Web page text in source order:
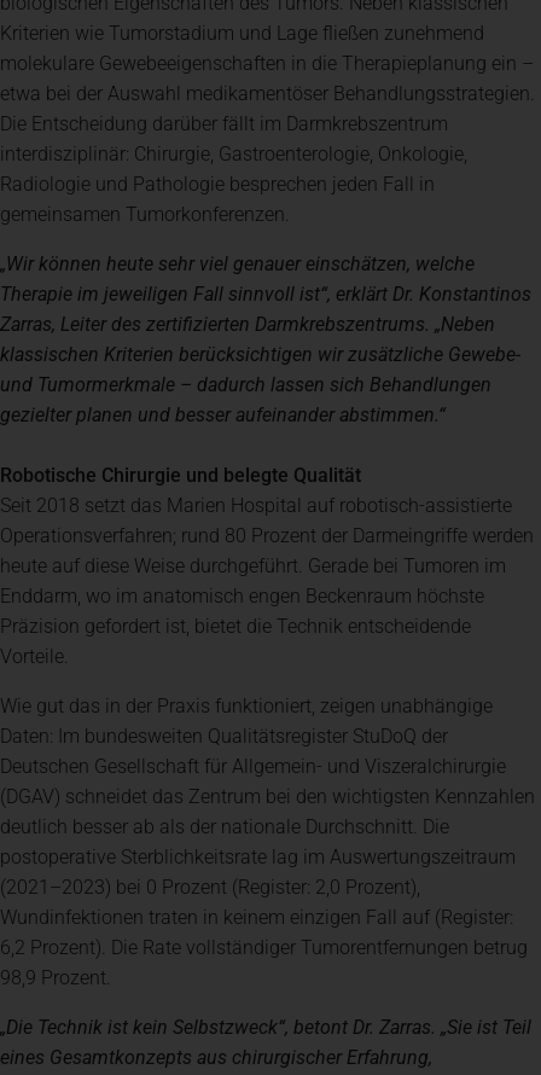
Kriterien wie Tumorstadium und Lage fließen zunehmend
molekulare Gewebeeigenschaften in die Therapieplanung ein –
etwa bei der Auswahl medikamentöser Behandlungsstrategien.
Die Entscheidung darüber fällt im Darmkrebszentrum
interdisziplinär: Chirurgie, Gastroenterologie, Onkologie,
Radiologie und Pathologie besprechen jeden Fall in
gemeinsamen Tumorkonferenzen.
„Wir können heute sehr viel genauer einschätzen, welche
Therapie im jeweiligen Fall sinnvoll ist“, erklärt Dr. Konstantinos
Zarras, Leiter des zertifizierten Darmkrebszentrums. „Neben
klassischen Kriterien berücksichtigen wir zusätzliche Gewebe-
und Tumormerkmale – dadurch lassen sich Behandlungen
gezielter planen und besser aufeinander abstimmen.“
Robotische Chirurgie und belegte Qualität
Seit 2018 setzt das Marien Hospital auf robotisch-assistierte
Operationsverfahren; rund 80 Prozent der Darmeingriffe werden
heute auf diese Weise durchgeführt. Gerade bei Tumoren im
Enddarm, wo im anatomisch engen Beckenraum höchste
Präzision gefordert ist, bietet die Technik entscheidende
Vorteile.
Wie gut das in der Praxis funktioniert, zeigen unabhängige
Daten: Im bundesweiten Qualitätsregister StuDoQ der
Deutschen Gesellschaft für Allgemein- und Viszeralchirurgie
(DGAV) schneidet das Zentrum bei den wichtigsten Kennzahlen
deutlich besser ab als der nationale Durchschnitt. Die
postoperative Sterblichkeitsrate lag im Auswertungszeitraum
(2021–2023) bei 0 Prozent (Register: 2,0 Prozent),
Wundinfektionen traten in keinem einzigen Fall auf (Register:
6,2 Prozent). Die Rate vollständiger Tumorentfernungen betrug
98,9 Prozent.
„Die Technik ist kein Selbstzweck“, betont Dr. Zarras. „Sie ist Teil
eines Gesamtkonzepts aus chirurgischer Erfahrung,